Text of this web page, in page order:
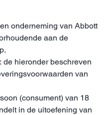
onderneming van Abbott
aan de
hieronder beschreven
van
(consument) van 18
in de uitoefening van